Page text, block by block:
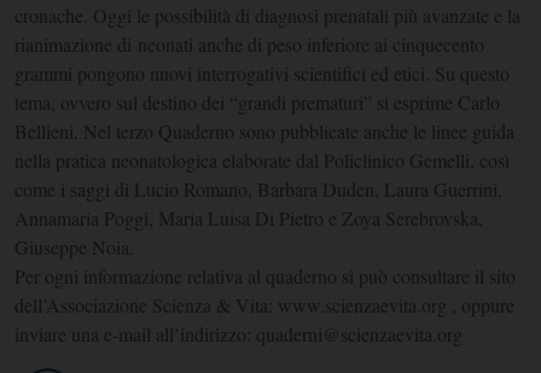
cronache. Oggi le possibilità di diagnosi prenatali più avanzate e la
rianimazione di neonati anche di peso inferiore ai cinquecento
grammi pongono nuovi interrogativi scientifici ed etici. Su questo
tema, ovvero sul destino dei “grandi prematuri” si esprime Carlo
Bellieni. Nel terzo Quaderno sono pubblicate anche le linee guida
nella pratica neonatologica elaborate dal Policlinico Gemelli, così
come i saggi di Lucio Romano, Barbara Duden, Laura Guerrini,
Annamaria Poggi, Maria Luisa Di Pietro e Zoya Serebrovska,
Giuseppe Noia.
Per ogni informazione relativa al quaderno si può consultare il sito
dell’Associazione Scienza & Vita: www.scienzaevita.org , oppure
inviare una e-mail all’indirizzo: quaderni@scienzaevita.org